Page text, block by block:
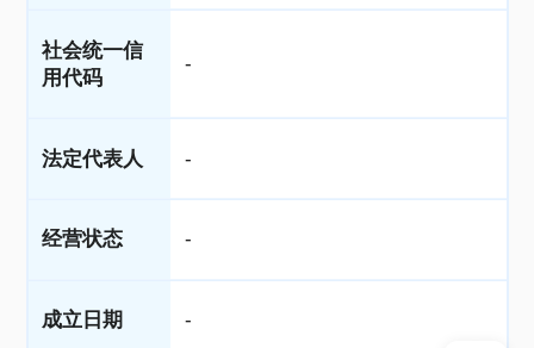
社会统一信
用代码
-
法定代表人 -
经营状态 -
成立日期 -